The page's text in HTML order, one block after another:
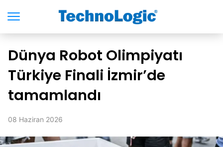
Dünya Robot Olimpiyatı
Türkiye Finali İzmir’de
tamamlandı
08 Haziran 2026